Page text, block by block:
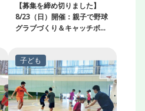
【募集を締め切りました】
8/23（日）開催：親子で野球
グラブづくり＆キャッチボー